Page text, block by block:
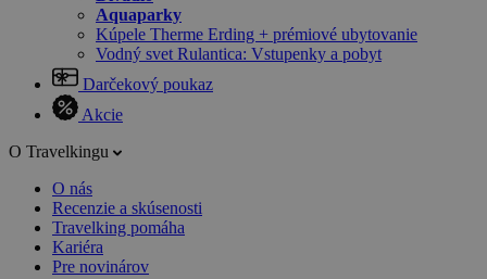
Aquaparky
Kúpele Therme Erding + prémiové ubytovanie
Vodný svet Rulantica: Vstupenky a pobyt
Darčekový poukaz
Akcie
O Travelkingu
O nás
Recenzie a skúsenosti
Travelking pomáha
Kariéra
Pre novinárov